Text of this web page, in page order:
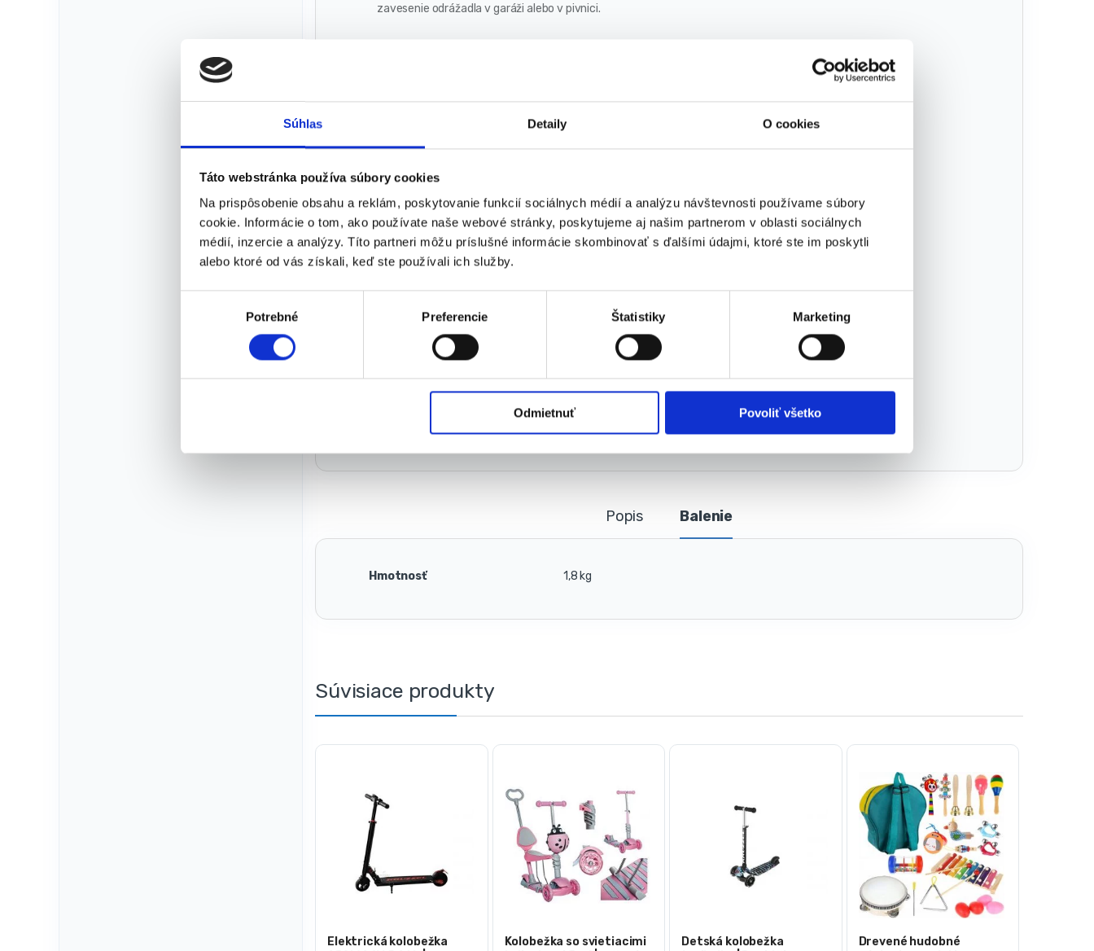
Súhlas Detaily O cookies
Táto webstránka používa súbory cookies
Na prispôsobenie obsahu a reklám, poskytovanie funkcií sociálnych médií a analýzu návštevnosti používame súbory
cookie. Informácie o tom, ako používate naše webové stránky, poskytujeme aj našim partnerom v oblasti sociálnych
médií, inzercie a analýzy. Títo partneri môžu príslušné informácie skombinovať s ďalšími údajmi, ktoré ste im poskytli
alebo ktoré od vás získali, keď ste používali ich služby.
r
l
Potrebné Preferencie Štatistiky Marketing
Odmietnuť Povoliť všetko
zavesenie odrážadla v garáži alebo v pivnici.
Maximálne zaťaženie bicykla: 50 kg
Maximálne zaťaženie popruhu: 25 kg
Hmotnosť bicykla: 1,6 kg
Hmotnosť s obalom: 1,8 kg
Obsahuje
Katalógové číslo:M8619 Kategória:Odrážadlá Značka:KRUZZEL
Popis Balenie
Hmotnosť 1,8 kg
Súvisiace produkty
Elektrická kolobežka
Kolobežka so svietiacimi
Detská kolobežka
Drevené hudobné